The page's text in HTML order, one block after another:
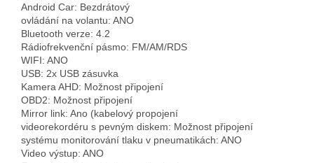
Android Car: Bezdrátový
ovládání na volantu: ANO
Bluetooth verze: 4.2
Rádiofrekvenční pásmo: FM/AM/RDS
WIFI: ANO
USB: 2x USB zásuvka
Kamera AHD: Možnost připojení
OBD2: Možnost připojení
Mirror link: Ano (kabelový propojení
videorekordéru s pevným diskem: Možnost připojení
systému monitorování tlaku v pneumatikách: ANO
Video výstup: ANO